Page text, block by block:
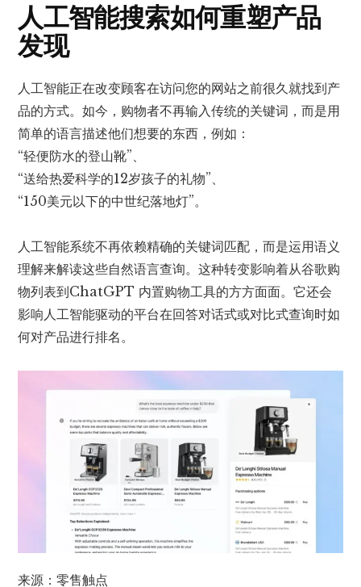
人工智能搜索如何重塑产品
发现
人工智能正在改变顾客在访问您的网站之前很久就找到产
品的方式。如今，购物者不再输入传统的关键词，而是用
简单的语言描述他们想要的东西，例如：
“轻便防水的登山靴”、
“送给热爱科学的12岁孩子的礼物”、
“150美元以下的中世纪落地灯”。
人工智能系统不再依赖精确的关键词匹配，而是运用语义
理解来解读这些自然语言查询。这种转变影响着从谷歌购
物列表到ChatGPT 内置购物工具的方方面面。它还会
影响人工智能驱动的平台在回答对话式或对比式查询时如
何对产品进行排名。
来源：零售触点